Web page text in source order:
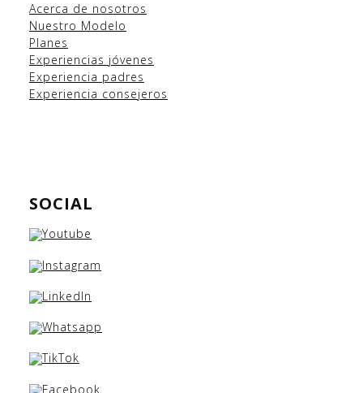
Acerca de nosotros
Nuestro Modelo
Planes
Experiencias jóvenes
Experiencia padres
Experiencia consejeros
SOCIAL